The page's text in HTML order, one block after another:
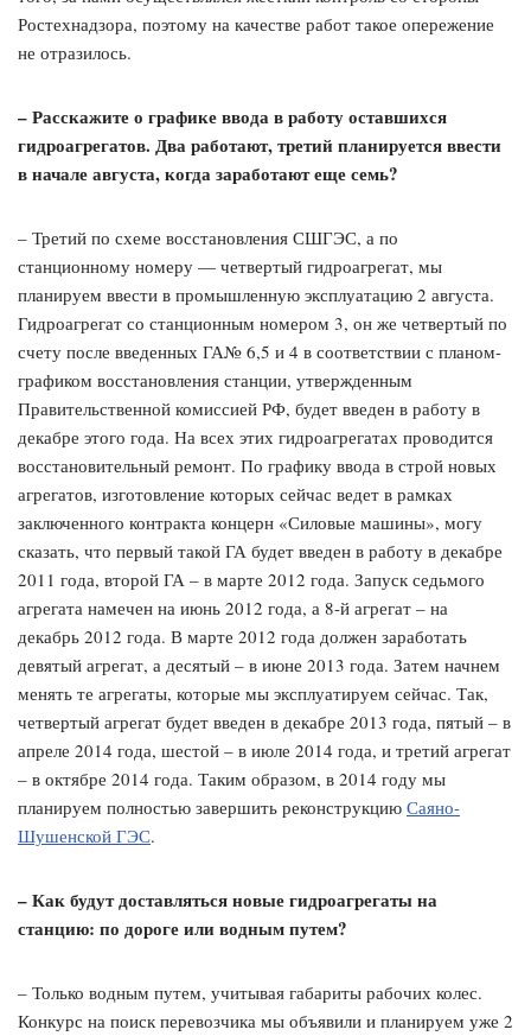
Ростехнадзора, поэтому на качестве работ такое опережение
не отразилось.
– Расскажите о графике ввода в работу оставшихся
гидроагрегатов. Два работают, третий планируется ввести
в начале августа, когда заработают еще семь?
– Третий по схеме восстановления СШГЭС, а по
станционному номеру — четвертый гидроагрегат, мы
планируем ввести в промышленную эксплуатацию 2 августа.
Гидроагрегат со станционным номером 3, он же четвертый по
счету после введенных ГА№ 6,5 и 4 в соответствии с планом-
графиком восстановления станции, утвержденным
Правительственной комиссией РФ, будет введен в работу в
декабре этого года. На всех этих гидроагрегатах проводится
восстановительный ремонт. По графику ввода в строй новых
агрегатов, изготовление которых сейчас ведет в рамках
заключенного контракта концерн «Силовые машины», могу
сказать, что первый такой ГА будет введен в работу в декабре
2011 года, второй ГА – в марте 2012 года. Запуск седьмого
агрегата намечен на июнь 2012 года, а 8-й агрегат – на
декабрь 2012 года. В марте 2012 года должен заработать
девятый агрегат, а десятый – в июне 2013 года. Затем начнем
менять те агрегаты, которые мы эксплуатируем сейчас. Так,
четвертый агрегат будет введен в декабре 2013 года, пятый – в
апреле 2014 года, шестой – в июле 2014 года, и третий агрегат
– в октябре 2014 года. Таким образом, в 2014 году мы
планируем полностью завершить реконструкцию Саяно-
Шушенской ГЭС.
– Как будут доставляться новые гидроагрегаты на
станцию: по дороге или водным путем?
– Только водным путем, учитывая габариты рабочих колес.
Конкурс на поиск перевозчика мы объявили и планируем уже 2